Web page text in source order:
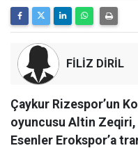
FİLİZ DİRİL
Çaykur Rizespor’un
oyuncusu Altin
Esenler Erokspor’a